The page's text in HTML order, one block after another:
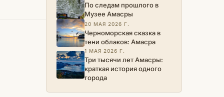
По следам прошлого в
Музее Амасры
20 МАЯ 2026 Г.
Черноморская сказка в
тени облаков: Амасра
1 МАЯ 2026 Г.
Три тысячи лет Амасры:
краткая история одного
города